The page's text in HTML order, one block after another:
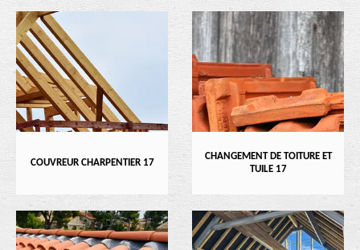
COUVREUR CHARPENTIER 17
CHANGEMENT DE TOITURE ET
TUILE 17